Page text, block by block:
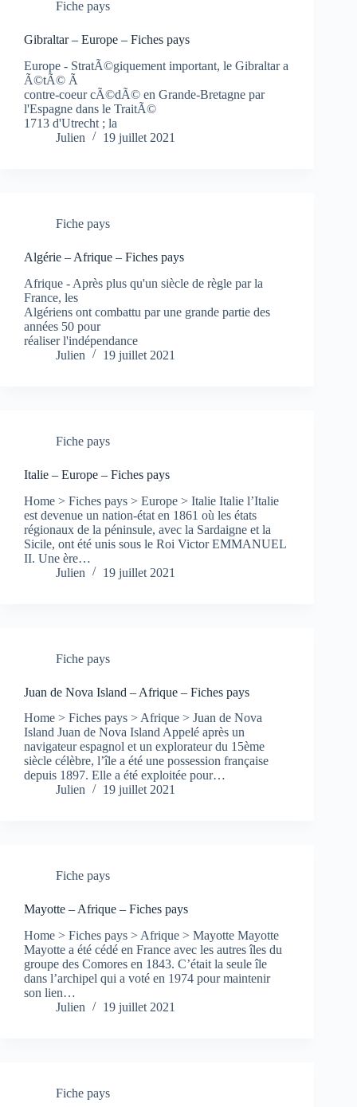
Fiche pays
Gibraltar – Europe – Fiches pays
Europe - StratÃ©giquement important, le Gibraltar a
Ã©tÃ© Ã
contre-coeur cÃ©dÃ© en Grande-Bretagne par
l'Espagne dans le TraitÃ©
1713 d'Utrecht ; la
Julien
19 juillet 2021
Fiche pays
Algérie – Afrique – Fiches pays
Afrique - Après plus qu'un siècle de règle par la
France, les
Algériens ont combattu par une grande partie des
années 50 pour
réaliser l'indépendance
Julien
19 juillet 2021
Fiche pays
Italie – Europe – Fiches pays
Home > Fiches pays > Europe > Italie Italie l’Italie
est devenue un nation-état en 1861 où les états
régionaux de la péninsule, avec la Sardaigne et la
Sicile, ont été unis sous le Roi Victor EMMANUEL
II. Une ère…
Julien
19 juillet 2021
Fiche pays
Juan de Nova Island – Afrique – Fiches pays
Home > Fiches pays > Afrique > Juan de Nova
Island Juan de Nova Island Appelé après un
navigateur espagnol et un explorateur du 15ème
siècle célèbre, l’île a été une possession française
depuis 1897. Elle a été exploitée pour…
Julien
19 juillet 2021
Fiche pays
Mayotte – Afrique – Fiches pays
Home > Fiches pays > Afrique > Mayotte Mayotte
Mayotte a été cédé en France avec les autres îles du
groupe des Comores en 1843. C’était la seule île
dans l’archipel qui a voté en 1974 pour maintenir
son lien…
Julien
19 juillet 2021
Fiche pays